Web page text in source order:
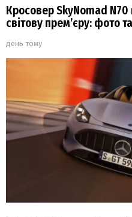
Кросовер SkyNomad N70
світову прем’єру: фото
день тому